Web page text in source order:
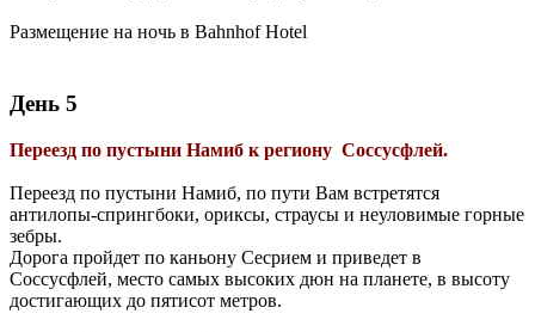
Размещение на ночь в Bahnhof Hotel
День 5
Переезд по пустыни Намиб к региону Соссусфлей.
Переезд по пустыни Намиб, по пути Вам встретятся
антилопы-спрингбоки, ориксы, страусы и неуловимые горные
зебры.
Дорога пройдет по каньону Сесрием и приведет в
Соссусфлей, место самых высоких дюн на планете, в высоту
достигающих до пятисот метров.